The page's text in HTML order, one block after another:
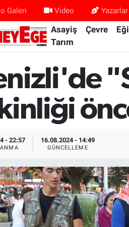
Galeri Video Yazarlar
Asayiş Çevre
Tarım
- 22:57 16.08.2024 - 14:49
GÜNCELLEME
Haritası
ve Fikstür